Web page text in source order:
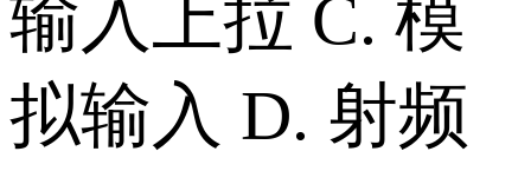
输入上拉 C. 模
拟输入 D. 射频